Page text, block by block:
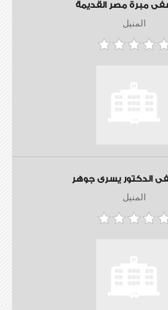
مبرة مصر القديمة
المنيل
الدكتور يسرى جوهر
المنيل